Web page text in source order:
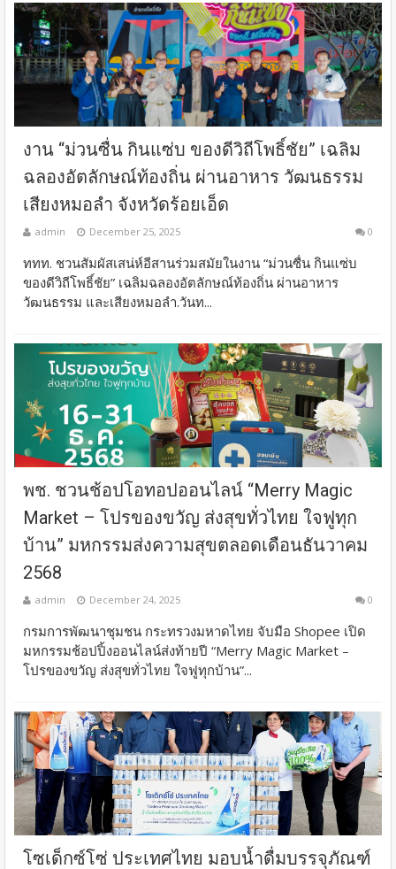
งาน “ม่วนซื่น กินแซ่บ ของดีวิถีโพธิ์ชัย” เฉลิม
ฉลองอัตลักษณ์ท้องถิ่น ผ่านอาหาร วัฒนธรรม
เสียงหมอลำ จังหวัดร้อยเอ็ด
admin December 25, 2025 0
ททท. ชวนสัมผัสเสน่ห์อีสานร่วมสมัยในงาน “ม่วนซื่น กินแซ่บ
ของดีวิถีโพธิ์ชัย” เฉลิมฉลองอัตลักษณ์ท้องถิ่น ผ่านอาหาร
วัฒนธรรม และเสียงหมอลำ.วันท...
พช. ชวนช้อปโอทอปออนไลน์ “Merry Magic
Market – โปรของขวัญ ส่งสุขทั่วไทย ใจฟูทุก
บ้าน” มหกรรมส่งความสุขตลอดเดือนธันวาคม
2568
admin December 24, 2025 0
กรมการพัฒนาชุมชน กระทรวงมหาดไทย จับมือ Shopee เปิด
มหกรรมช้อปปิ้งออนไลน์ส่งท้ายปี “Merry Magic Market –
โปรของขวัญ ส่งสุขทั่วไทย ใจฟูทุกบ้าน”...
โซเด็กซ์โซ่ ประเทศไทย มอบน้ำดื่มบรรจุภัณฑ์